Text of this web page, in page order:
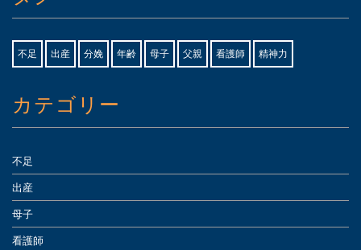
不足 出産 分娩 年齢 母子 父親 看護師 精神力
カテゴリー
不足
出産
母子
看護師